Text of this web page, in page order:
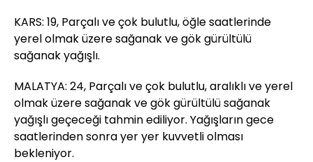
KARS: 19, Parçalı ve çok bulutlu, öğle saatlerinde
yerel olmak üzere sağanak ve gök gürültülü
sağanak yağışlı.
MALATYA: 24, Parçalı ve çok bulutlu, aralıklı ve yerel
olmak üzere sağanak ve gök gürültülü sağanak
yağışlı geçeceği tahmin ediliyor. Yağışların gece
saatlerinden sonra yer yer kuvvetli olması
bekleniyor.